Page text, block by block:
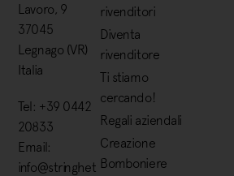
Lavoro, 9
37045
Legnago (VR)
Italia
Tel: +39 0442
20833
Email:
info@stringhet
rivenditori
Diventa
rivenditore
Ti stiamo
cercando!
Regali aziendali
Creazione
Bomboniere